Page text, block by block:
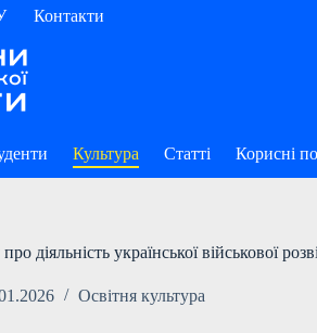
Контакти
Культура Статті Корисні
діяльність української військової
Освітня культура